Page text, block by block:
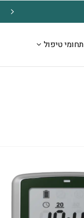
תחומי טיפול